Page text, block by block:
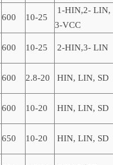
600 10-25
1-HIN,2- LIN,
3-VCC
600 10-25 2-HIN,3- LIN
600 2.8-20 HIN, LIN, SD
600 10-20 HIN, LIN, SD
650 10-20 HIN, LIN, SD